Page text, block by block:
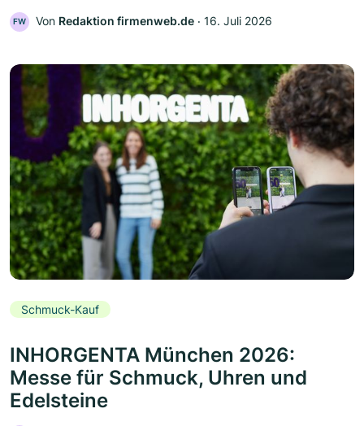
FW Von Redaktion firmenweb.de ‧ 16. Juli 2026
Schmuck-Kauf
INHORGENTA München 2026:
Messe für Schmuck, Uhren und
Edelsteine